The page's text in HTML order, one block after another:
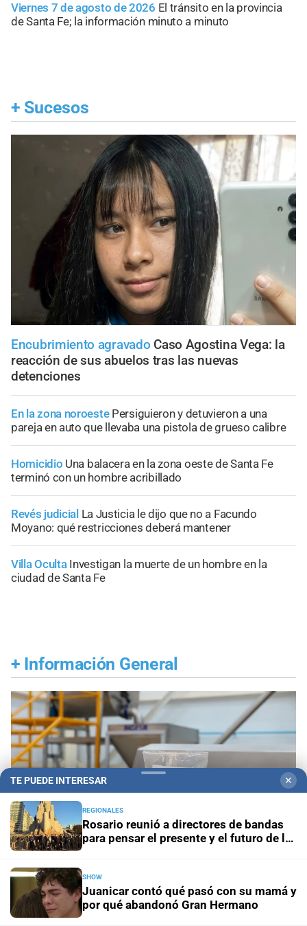
Viernes 7 de agosto de 2026 El tránsito en la provincia
de Santa Fe; la información minuto a minuto
+ Sucesos
Encubrimiento agravado Caso Agostina Vega: la
reacción de sus abuelos tras las nuevas
detenciones
En la zona noroeste Persiguieron y detuvieron a una
pareja en auto que llevaba una pistola de grueso calibre
Homicidio Una balacera en la zona oeste de Santa Fe
terminó con un hombre acribillado
Revés judicial La Justicia le dijo que no a Facundo
Moyano: qué restricciones deberá mantener
Villa Oculta Investigan la muerte de un hombre en la
ciudad de Santa Fe
+ Información General
Este viernes Frente al costo de vivir en Rosario, la
UNR pone en marcha una planta pública de
TE PUEDE INTERESAR ✕
REGIONALES
Rosario reunió a directores de bandas
para pensar el presente y el futuro de la
SHOW
Juanicar contó qué pasó con su mamá y
por qué abandonó Gran Hermano